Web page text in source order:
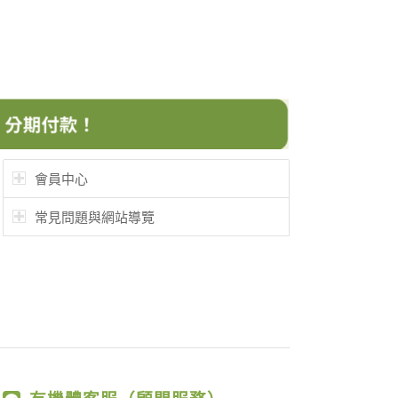
會員中心
常見問題與網站導覽